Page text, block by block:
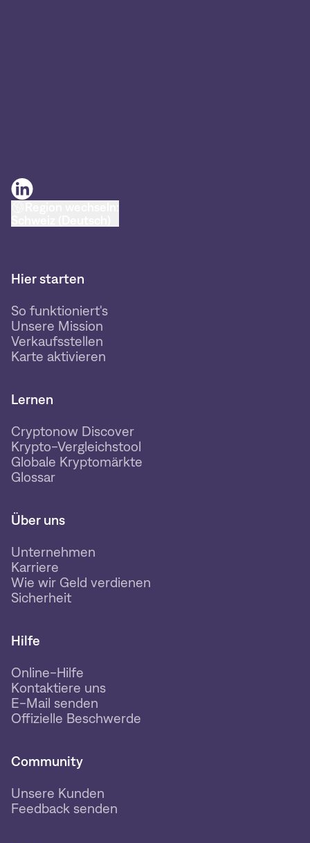
Hier starten
So funktioniert's
Unsere Mission
Verkaufsstellen
Karte aktivieren
Lernen
Cryptonow Discover
Krypto-Vergleichstool
Globale Kryptomärkte
Glossar
Über uns
Unternehmen
Karriere
Wie wir Geld verdienen
Sicherheit
Hilfe
Online-Hilfe
Kontaktiere uns
E-Mail senden
Offizielle Beschwerde
Community
Unsere Kunden
Feedback senden